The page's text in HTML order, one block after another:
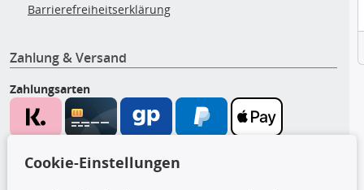
Barrierefreiheitserklärung
Zahlung & Versand
Zahlungsarten
Cookie-Einstellungen